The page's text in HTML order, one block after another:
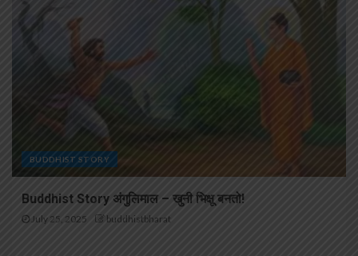
BUDDHIST STORY
Buddhist Story अंगुलिमाल – खुनी भिक्षू बनतो!
July 25, 2025 buddhistbharat